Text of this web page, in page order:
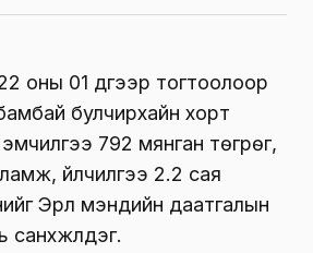
оны 01 дүгээр тогтоолоор
булчирхайн хорт
792 мянган төгрөг,
үйлчилгээ 2.2 сая
Эрүүл мэндийн даатгалын